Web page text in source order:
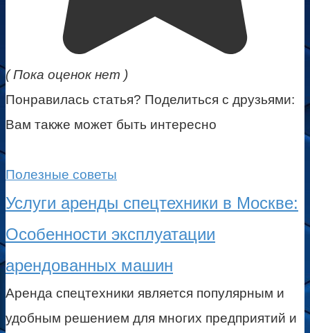
( Пока оценок нет )
Понравилась статья? Поделиться с друзьями:
Вам также может быть интересно
Полезные советы
Услуги аренды спецтехники в Москве:
Особенности эксплуатации
арендованных машин
Аренда спецтехники является популярным и
удобным решением для многих предприятий и